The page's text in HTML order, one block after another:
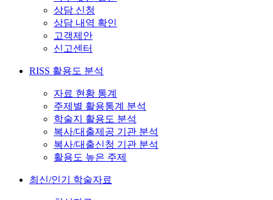
상담 신청
상담 내역 확인
고객제안
신고센터
RISS 활용도 분석
자료 현황 통계
주제별 활용통계 분석
학술지 활용도 분석
복사/대출제공 기관 분석
복사/대출신청 기관 분석
활용도 높은 주제
최신/인기 학술자료